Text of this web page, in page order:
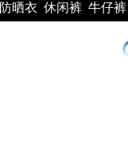
防晒衣 休闲裤 牛仔裤